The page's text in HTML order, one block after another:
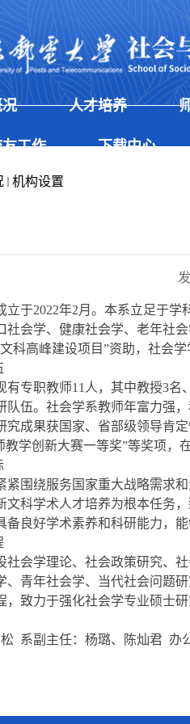
人才培养
工作 下载中心
机构设置
立于2022年2月。本系立足于
社会学、健康社会学、老年社
科高峰建设项目”资助，社会学
有专职教师11 人，其中教授3名
队伍。社会学系教师年富力强
究成果获国家、省部级领导肯
教学创新大赛一等奖”等奖项，
紧围绕服务国家重大战略需求
文科学术人才培养为根本任务
备良好学术素养和科研能力，
社会学理论、社会政策研究、
、青年社会学、当代社会问题
，致力于强化社会学专业硕士
系副主任： 杨璐、陈灿君 办